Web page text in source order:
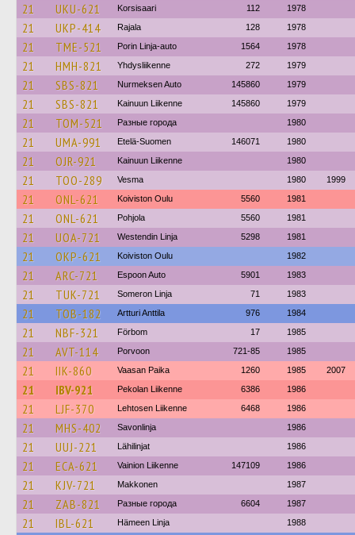
21 UKU-621 Korsisaari 112 1978
21 UKP-414 Rajala 128 1978
21 TME-521 Porin Linja-auto 1564 1978
21 HMH-821 Yhdysliikenne 272 1979
21 SBS-821 Nurmeksen Auto 145860 1979
21 SBS-821 Kainuun Liikenne 145860 1979
21 TOM-521 Разные города 1980
21 UMA-991 Etelä-Suomen 146071 1980
21 OJR-921 Kainuun Liikenne 1980
21 TOO-289 Vesma 1980 1999
21 ONL-621 Koiviston Oulu 5560 1981
21 ONL-621 Pohjola 5560 1981
21 UOA-721 Westendin Linja 5298 1981
21 OKP-621 Koiviston Oulu 1982
21 ARC-721 Espoon Auto 5901 1983
21 TUK-721 Someron Linja 71 1983
21 TOB-182 Artturi Anttila 976 1984
21 NBF-321 Förbom 17 1985
21 AVT-114 Porvoon 721-85 1985
21 IIK-860 Vaasan Paika 1260 1985 2007
21 IBV-921 Pekolan Liikenne 6386 1986
21 LJF-370 Lehtosen Liikenne 6468 1986
21 MHS-402 Savonlinja 1986
21 UUJ-221 Lähilinjat 1986
21 ECA-621 Vainion Liikenne 147109 1986
21 KJV-721 Makkonen 1987
21 ZAB-821 Разные города 6604 1987
21 IBL-621 Hämeen Linja 1988